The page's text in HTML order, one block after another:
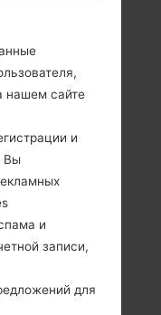
съемный Li-
4100 mAh
нашем сайте
и
Вы
и
записи,
для